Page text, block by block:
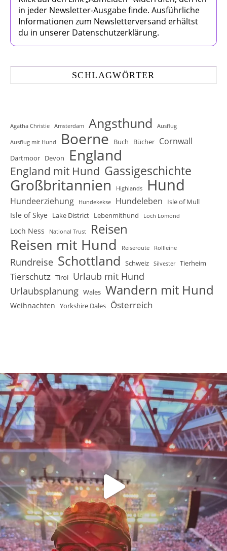
in jeder Newsletter-Ausgabe finde. Ausführliche
Informationen zum Newsletterversand erhältst
du in unserer Datenschutzerklärung.
SCHLAGWÖRTER
Agatha Christie Amsterdam Angsthund Ausflug
Ausflug mit Hund Boerne Buch Bücher Cornwall
Dartmoor Devon England
England mit Hund Gassigeschichte
Großbritannien Highlands Hund
Hundeerziehung Hundekekse Hundeleben Isle of Mull
Isle of Skye Lake District Lebenmithund Loch Lomond
Loch Ness National Trust Reisen
Reisen mit Hund Reiseroute Rollleine
Rundreise Schottland Schweiz Silvester Tierheim
Tierschutz Tirol Urlaub mit Hund
Urlaubsplanung Wales Wandern mit Hund
Weihnachten Yorkshire Dales Österreich